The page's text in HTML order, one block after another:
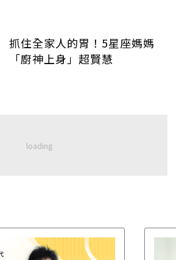
抓住全家人的胃！5星座媽媽
「廚神上身」超賢慧